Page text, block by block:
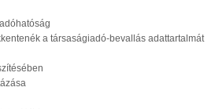
a társaságiadó-bevallás adattartalmát